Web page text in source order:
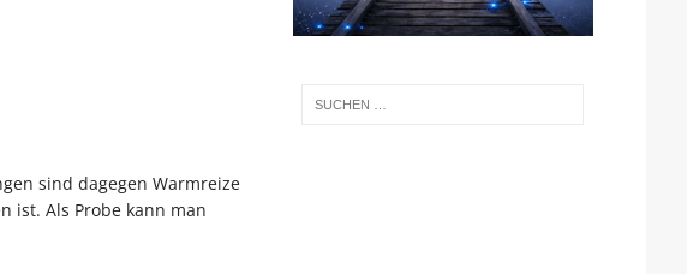
sind dagegen Warmreize
ist. Als Probe kann man